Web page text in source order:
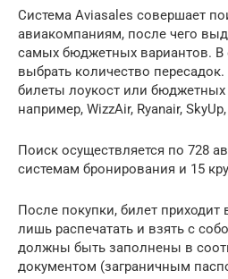
Система Aviasales совершает
авиакомпаниям, после чего
самых бюджетных вариантов. В
выбрать количество
билеты лоукост или
например, WizzAir, Ryanair,
Поиск осуществляется по 728
системам бронирования и 15
После покупки, билет приходит
лишь распечатать и взять с
должны быть заполнены в
документом (заграничным